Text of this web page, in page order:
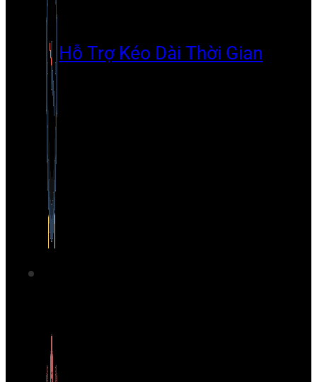
Hỗ Trợ Kéo Dài Thời Gian